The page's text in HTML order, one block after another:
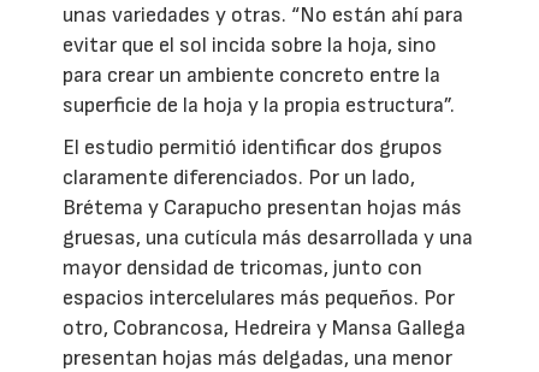
unas variedades y otras. “No están ahí para
evitar que el sol incida sobre la hoja, sino
para crear un ambiente concreto entre la
superficie de la hoja y la propia estructura”.
El estudio permitió identificar dos grupos
claramente diferenciados. Por un lado,
Brétema y Carapucho presentan hojas más
gruesas, una cutícula más desarrollada y una
mayor densidad de tricomas, junto con
espacios intercelulares más pequeños. Por
otro, Cobrancosa, Hedreira y Mansa Gallega
presentan hojas más delgadas, una menor